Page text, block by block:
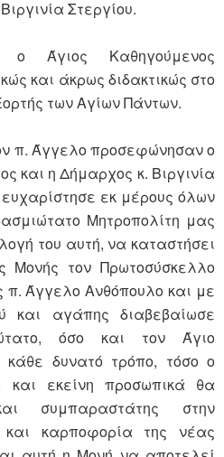
Στεργίου.
Άγιος Καθηγούμενος
και άκρως διδακτικώς στο
των Αγίων Πάντων.
π. Άγγελο προσεφώνησαν ο
και η Δήμαρχος κ. Βιργινία
εκ μέρους όλων
Μητροπολίτη μας
του αυτή, να καταστήσει
Μονής τον Πρωτοσύσκελλο
Άγγελο Ανθόπουλο και με
και αγάπης διαβεβαίωσε
όσο και τον Άγιο
κάθε δυνατό τρόπο, τόσο ο
και εκείνη προσωπικά θα
συμπαραστάτης στην
και καρποφορία της νέας